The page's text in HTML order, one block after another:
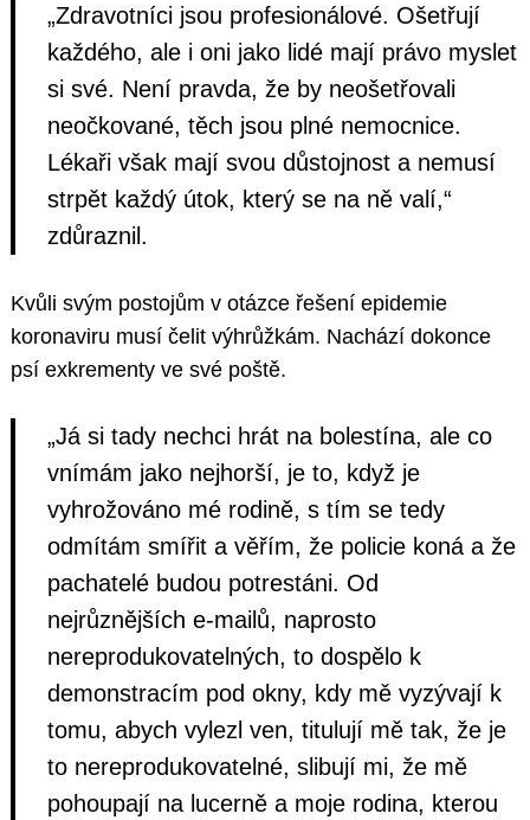
„Zdravotníci jsou profesionálové. Ošetřují
každého, ale i oni jako lidé mají právo myslet
si své. Není pravda, že by neošetřovali
neočkované, těch jsou plné nemocnice.
Lékaři však mají svou důstojnost a nemusí
strpět každý útok, který se na ně valí,“
zdůraznil.
Kvůli svým postojům v otázce řešení epidemie
koronaviru musí čelit výhrůžkám. Nachází dokonce
psí exkrementy ve své poště.
„Já si tady nechci hrát na bolestína, ale co
vnímám jako nejhorší, je to, když je
vyhrožováno mé rodině, s tím se tedy
odmítám smířit a věřím, že policie koná a že
pachatelé budou potrestáni. Od
nejrůznějších e-mailů, naprosto
nereprodukovatelných, to dospělo k
demonstracím pod okny, kdy mě vyzývají k
tomu, abych vylezl ven, titulují mě tak, že je
to nereprodukovatelné, slibují mi, že mě
pohoupají na lucerně a moje rodina, kterou